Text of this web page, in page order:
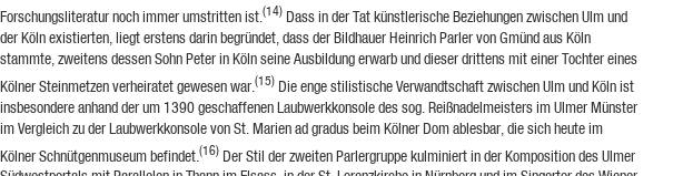
Forschungsliteratur noch immer umstritten ist. (14) Dass in der Tat künstlerische Beziehungen zwischen Ulm und
der Köln existierten, liegt erstens darin begründet, dass der Bildhauer Heinrich Parler von Gmünd aus Köln
stammte, zweitens dessen Sohn Peter in Köln seine Ausbildung erwarb und dieser drittens mit einer Tochter eines
Kölner Steinmetzen verheiratet gewesen war. (15) Die enge stilistische Verwandtschaft zwischen Ulm und Köln ist
insbesondere anhand der um 1390 geschaffenen Laubwerkkonsole des sog. Reißnadelmeisters im Ulmer Münster
im Vergleich zu der Laubwerkkonsole von St. Marien ad gradus beim Kölner Dom ablesbar, die sich heute im
Kölner Schnütgenmuseum befindet. (16) Der Stil der zweiten Parlergruppe kulminiert in der Komposition des Ulmer